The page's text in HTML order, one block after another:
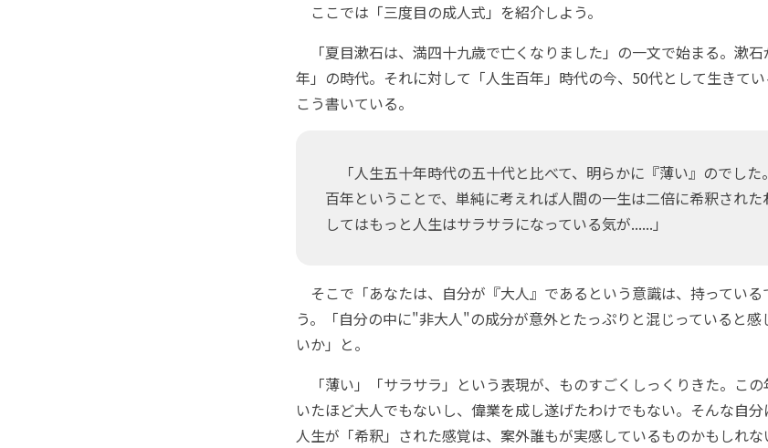
ここでは「三度目の成人式」を紹介しよう。
「夏目漱石は、満四十九歳で亡くなりました」の一文で始まる。漱
年」の時代。それに対して「人生百年」時代の今、50代として生きてい
こう書いている。
「人生五十年時代の五十代と比べて、明らかに『薄い』のでした
百年ということで、単純に考えれば人間の一生は二倍に希釈された
してはもっと人生はサラサラになっている気が......」
そこで「あなたは、自分が『大人』であるという意識は、持ってい
う。「自分の中に"非大人"の成分が意外とたっぷりと混じっていると感
いか」と。
「薄い」「サラサラ」という表現が、ものすごくしっくりきた。この
いたほど大人でもないし、偉業を成し遂げたわけでもない。そんな自分
人生が「希釈」された感覚は、案外誰もが実感しているものかもしれな